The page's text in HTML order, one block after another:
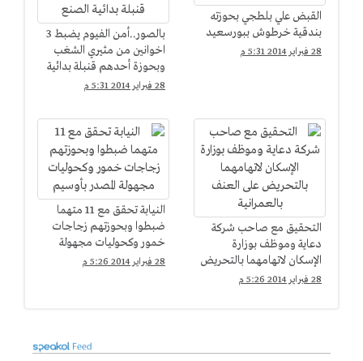
القبض علي بلطجي بحوزته
بندقية خرطوش ببورسعيد
28 فبراير 2014 5:31 م
بالصور..أمن الفيوم يضبط 3
اخوانين من مثيري الشغب
وبحوزة أحدهم قنبلة بدائية
الصنع
28 فبراير 2014 5:31 م
التحقيق مع صاحب شركة
دعاية وموظف بوزارة
الإسكان لاتهامهما بالتحريض
على العنف بالعمرانية
28 فبراير 2014 5:26 م
النيابة تحقق مع 11 متهما
ضبطوا وبحوزتهم زجاجات
خمور وكحوليات مجهولة
المصدر بأوسيم
28 فبراير 2014 5:26 م